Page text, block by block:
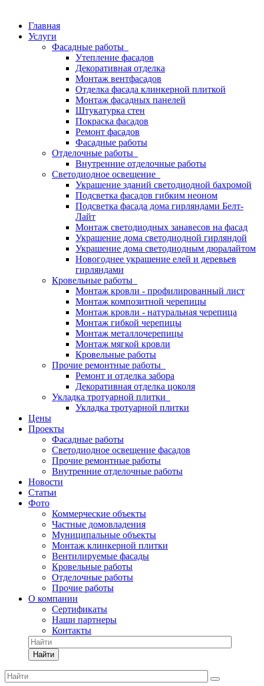
Главная
Услуги
Фасадные работы
Утепление фасадов
Декоративная отделка
Монтаж вентфасадов
Отделка фасада клинкерной плиткой
Монтаж фасадных панелей
Штукатурка стен
Покраска фасадов
Ремонт фасадов
Фасадные работы
Отделочные работы
Внутренние отделочные работы
Светодиодное освещение
Украшение зданий светодиодной бахромой
Подсветка фасадов гибким неоном
Подсветка фасада дома гирляндами Белт-
Лайт
Монтаж светодиодных занавесов на фасад
Украшение дома светодиодной гирляндой
Украшение дома светодиодным дюралайтом
Новогоднее украшение елей и деревьев
гирляндами
Кровельные работы
Монтаж кровли - профилированный лист
Монтаж композитной черепицы
Монтаж кровли - натуральная черепица
Монтаж гибкой черепицы
Монтаж металлочерепицы
Монтаж мягкой кровли
Кровельные работы
Прочие ремонтные работы
Ремонт и отделка забора
Декоративная отделка цоколя
Укладка тротуарной плитки
Укладка тротуарной плитки
Цены
Проекты
Фасадные работы
Светодиодное освещение фасадов
Прочие ремонтные работы
Внутренние отделочные работы
Новости
Статьи
Фото
Коммерческие объекты
Частные домовладения
Муниципальные объекты
Монтаж клинкерной плитки
Вентилируемые фасады
Кровельные работы
Отделочные работы
Прочие работы
О компании
Сертификаты
Наши партнеры
Контакты
Найти